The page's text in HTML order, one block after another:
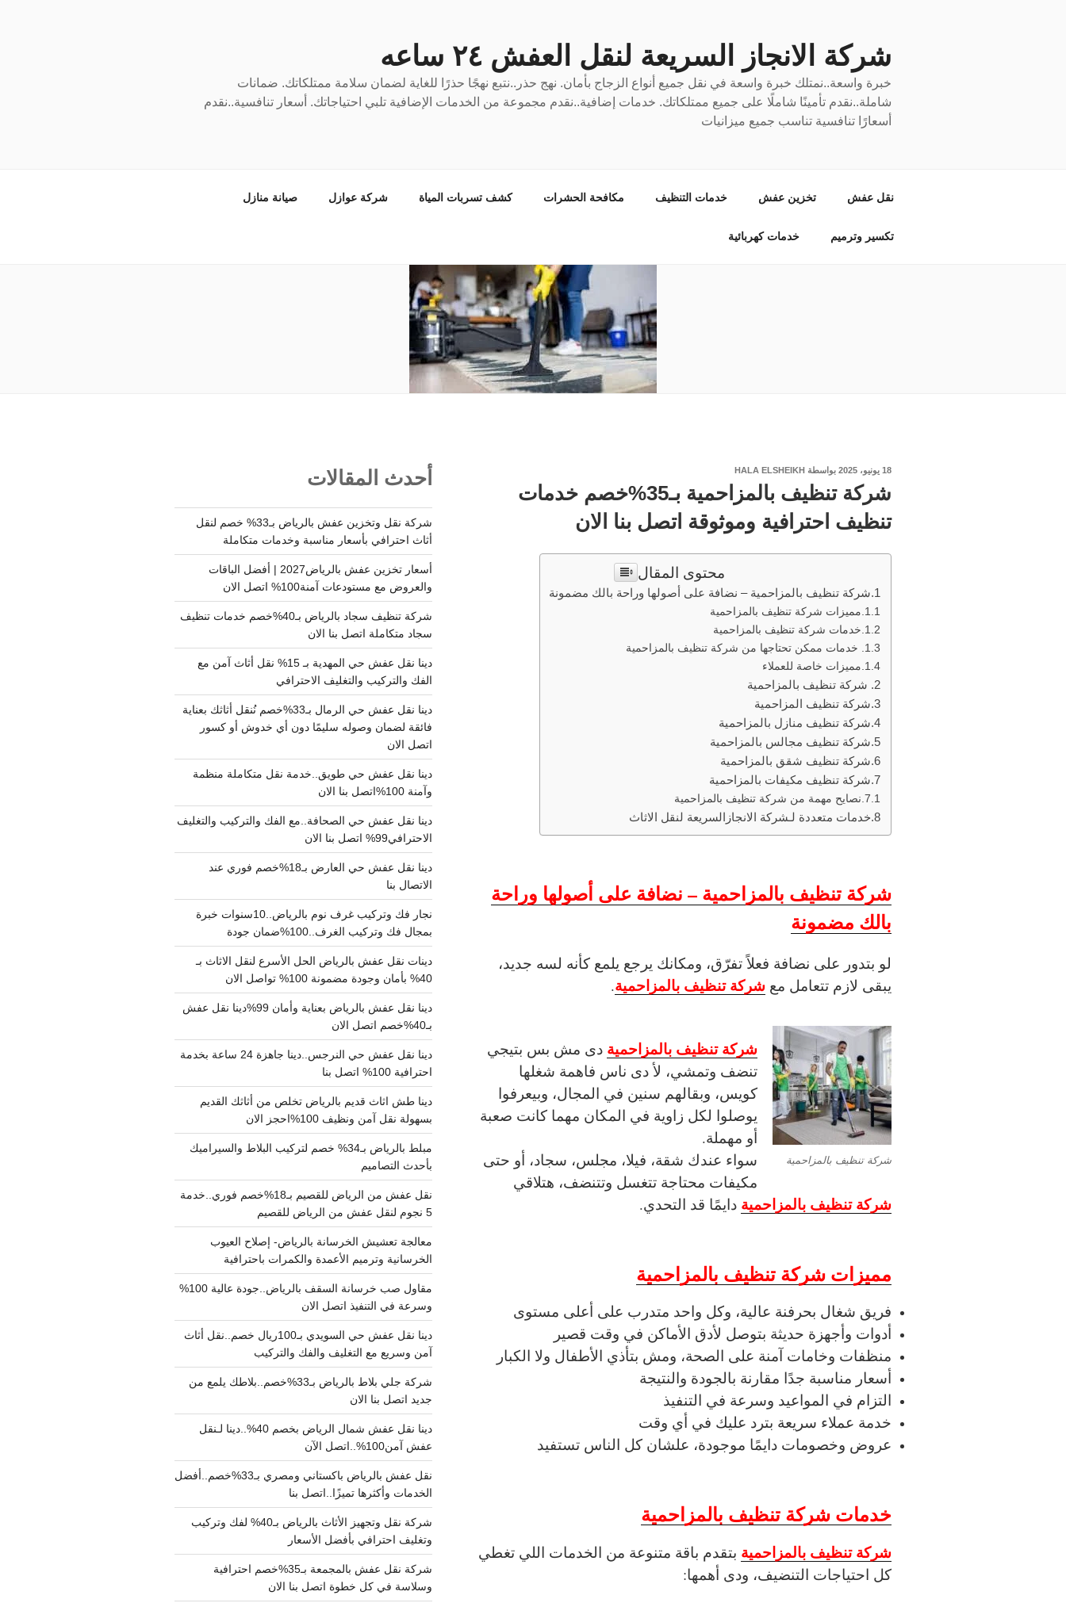
شركة الانجاز السريعة لنقل العفش ٢٤ ساعه
خبرة واسعة..نمتلك خبرة واسعة في نقل جميع أنواع الزجاج بأمان. نهج حذر..نتبع نهجًا حذرًا للغاية لضمان سلامة ممتلكاتك. ضمانات
شاملة..نقدم تأمينًا شاملًا على جميع ممتلكاتك. خدمات إضافية..نقدم مجموعة من الخدمات الإضافية تلبي احتياجاتك. أسعار تنافسية..نقدم
أسعارًا تنافسية تناسب جميع ميزانيات
نقل عفش تخزين عفش خدمات التنظيف مكافحة الحشرات كشف تسربات المياة شركة عوازل صيانة منازل
تكسير وترميم خدمات كهربائية
نُشر
18 يونيو، 2025 بواسطة HALA ELSHEIKH
شركة تنظيف بالمزاحمية بـ35%خصم خدمات
تنظيف احترافية وموثوقة اتصل بنا الان
محتوى المقال
شركة تنظيف بالمزاحمية – نضافة على أصولها وراحة بالك مضمونة
مميزات شركة تنظيف بالمزاحمية
خدمات شركة تنظيف بالمزاحمية
خدمات ممكن تحتاجها من شركة تنظيف بالمزاحمية
مميزات خاصة للعملاء
شركة تنظيف بالمزاحمية
شركة تنظيف المزاحمية
شركة تنظيف منازل بالمزاحمية
شركة تنظيف مجالس بالمزاحمية
شركة تنظيف شقق بالمزاحمية
شركة تنظيف مكيفات بالمزاحمية
نصايح مهمة من شركة تنظيف بالمزاحمية
خدمات متعددة لـشركة الانجازالسريعة لنقل الاثاث
شركة تنظيف بالمزاحمية – نضافة على أصولها وراحة
بالك مضمونة
لو بتدور على نضافة فعلاً تفرّق، ومكانك يرجع يلمع كأنه لسه جديد،
يبقى لازم تتعامل مع شركة تنظيف بالمزاحمية.
شركة تنظيف بالمزاحمية
شركة تنظيف بالمزاحمية دى مش بس بتيجي
تنضف وتمشي، لأ دى ناس فاهمة شغلها
كويس، وبقالهم سنين في المجال، وبيعرفوا
يوصلوا لكل زاوية في المكان مهما كانت صعبة
أو مهملة.
سواء عندك شقة، فيلا، مجلس، سجاد، أو حتى
مكيفات محتاجة تتغسل وتتنضف، هتلاقي
شركة تنظيف بالمزاحمية دايمًا قد التحدي.
مميزات شركة تنظيف بالمزاحمية
فريق شغال بحرفنة عالية، وكل واحد متدرب على أعلى مستوى
أدوات وأجهزة حديثة بتوصل لأدق الأماكن في وقت قصير
منظفات وخامات آمنة على الصحة، ومش بتأذي الأطفال ولا الكبار
أسعار مناسبة جدًا مقارنة بالجودة والنتيجة
التزام في المواعيد وسرعة في التنفيذ
خدمة عملاء سريعة بترد عليك في أي وقت
عروض وخصومات دايمًا موجودة، علشان كل الناس تستفيد
خدمات شركة تنظيف بالمزاحمية
شركة تنظيف بالمزاحمية بتقدم باقة متنوعة من الخدمات اللي تغطي
كل احتياجات التنضيف، ودى أهمها:
أحدث المقالات
شركة نقل وتخزين عفش بالرياض بـ33% خصم لنقل
أثاث احترافي بأسعار مناسبة وخدمات متكاملة
أسعار تخزين عفش بالرياض2027 | أفضل الباقات
والعروض مع مستودعات آمنة100% اتصل الان
شركة تنظيف سجاد بالرياض بـ40%خصم خدمات تنظيف
سجاد متكاملة اتصل بنا الان
دينا نقل عفش حي المهدية بـ 15% نقل أثاث آمن مع
الفك والتركيب والتغليف الاحترافي
دينا نقل عفش حي الرمال بـ33%خصم نُنقل أثاثك بعناية
فائقة لضمان وصوله سليمًا دون أي خدوش أو كسور
اتصل الان
دينا نقل عفش حي طويق..خدمة نقل متكاملة منظمة
وآمنة 100%اتصل بنا الان
دينا نقل عفش حي الصحافة..مع الفك والتركيب والتغليف
الاحترافي99% اتصل بنا الان
دينا نقل عفش حي العارض بـ18%خصم فوري عند
الاتصال بنا
نجار فك وتركيب غرف نوم بالرياض..10سنوات خبرة
بمجال فك وتركيب الغرف..100%ضمان جودة
دينات نقل عفش بالرياض الحل الأسرع لنقل الاثاث بـ
40% بأمان وجودة مضمونة 100% تواصل الان
دينا نقل عفش بالرياض بعناية وأمان 99%دينا نقل عفش
بـ40%خصم اتصل الان
دينا نقل عفش حي النرجس..دينا جاهزة 24 ساعة بخدمة
احترافية 100% اتصل بنا
دينا طش اثاث قديم بالرياض تخلص من أثاثك القديم
بسهولة نقل آمن ونظيف 100%احجز الان
مبلط بالرياض بـ34% خصم لتركيب البلاط والسيراميك
بأحدث التصاميم
نقل عفش من الرياض للقصيم بـ18%خصم فوري..خدمة
5 نجوم لنقل عفش من الرياض للقصيم
معالجة تعشيش الخرسانة بالرياض- إصلاح العيوب
الخرسانية وترميم الأعمدة والكمرات باحترافية
مقاول صب خرسانة السقف بالرياض..جودة عالية 100%
وسرعة في التنفيذ اتصل الان
دينا نقل عفش حي السويدي بـ100ريال خصم..نقل أثاث
آمن وسريع مع التغليف والفك والتركيب
شركة جلي بلاط بالرياض بـ33%خصم..بلاطك يلمع من
جديد اتصل بنا الان
دينا نقل عفش شمال الرياض بخصم 40%..دينا لـنقل
عفش آمن100%..اتصل الآن
نقل عفش بالرياض باكستاني ومصري بـ33%خصم..أفضل
الخدمات وأكثرها تميزًا..اتصل بنا
شركة نقل وتجهيز الأثاث بالرياض بـ40% لفك وتركيب
وتغليف احترافي بأفضل الأسعار
شركة نقل عفش بالمجمعة بـ35%خصم احترافية
وسلاسة في كل خطوة اتصل بنا الان